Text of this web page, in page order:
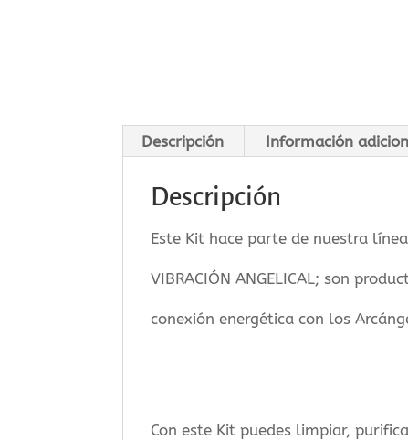
Descripción Información
Descripción
Este Kit hace parte de nuestra
VIBRACIÓN ANGELICAL; son
conexión energética con los
Con este Kit puedes limpiar,